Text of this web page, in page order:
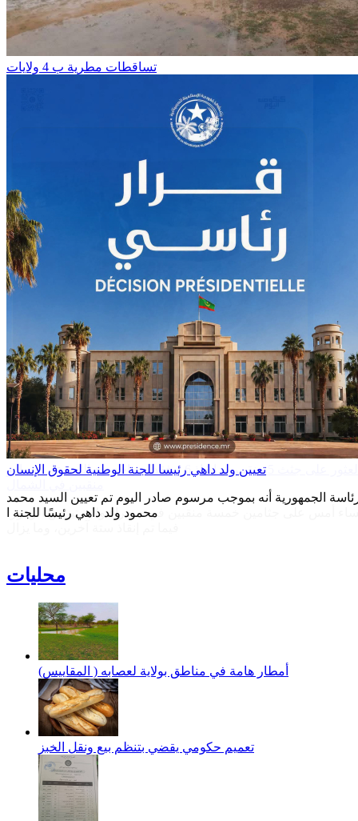
تساقطات مطرية ب 4 ولايات
العثور على جثث 5 منقبين و إنفاذ 6 و فقدان واحد بعد الثور على سيارو
أمس على جثامين خمسة منقبين في صحراء ولاية تيرس الزمور،
محليات
أمطار هامة في مناطق بولاية لعصابه ( المقاييس)
تعميم حكومي يقضي بتنظم بيع ونقل الخبز